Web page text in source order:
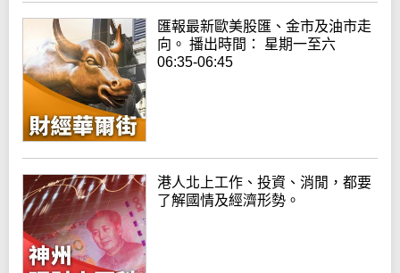
匯報最新歐美股匯、金市及油市走
向。 播出時間： 星期一至六
06:35-06:45
港人北上工作、投資、消閒，都要
了解國情及經濟形勢。